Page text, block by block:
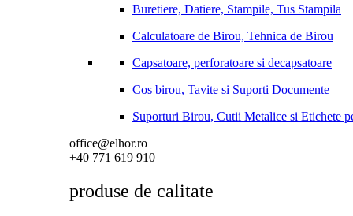
Buretiere, Datiere, Stampile, Tus Stampila
Calculatoare de Birou, Tehnica de Birou
Capsatoare, perforatoare si decapsatoare
Cos birou, Tavite si Suporti Documente
Suporturi Birou, Cutii Metalice si Etichete
office@elhor.ro
+40 771 619 910
produse de calitate